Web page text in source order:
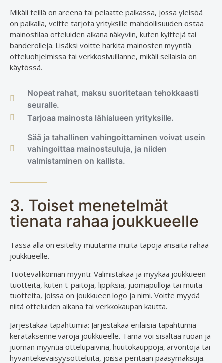
Mikäli teillä on areena tai pelaatte paikassa, jossa yleisöä
on paikalla, voitte tarjota yrityksille mahdollisuuden ostaa
mainostilaa otteluiden aikana näkyviin, kuten kylttejä tai
banderolleja. Lisäksi voitte harkita mainosten myyntiä
otteluohjelmissa tai verkkosivuillanne, mikäli sellaisia on
käytössä.
Nopeat rahat, maksu suoritetaan tehokkaasti
seuralle.
Tarjoaa mainosta lähialueen yrityksille.
Sää ja tahallinen vahingoittaminen voivat usein
vahingoittaa mainostauluja, ja niiden
valmistaminen on kallista.
3. Toiset menetelmät
tienata rahaa joukkueelle
Tässä alla on esitelty muutamia muita tapoja ansaita rahaa
joukkueelle.
Tuotevalikoiman myynti: Valmistakaa ja myykää joukkueen
tuotteita, kuten t-paitoja, lippiksiä, juomapulloja tai muita
tuotteita, joissa on joukkueen logo ja nimi. Voitte myydä
niitä otteluiden aikana tai verkkokaupan kautta.
Järjestäkää tapahtumia: Järjestäkää erilaisia tapahtumia
kerätäksenne varoja joukkueelle. Tämä voi sisältää ruoan ja
juoman myyntiä ottelupäivinä, huutokauppoja, arvontoja tai
hyväntekeväisyysotteluita, joissa peritään pääsymaksuja.